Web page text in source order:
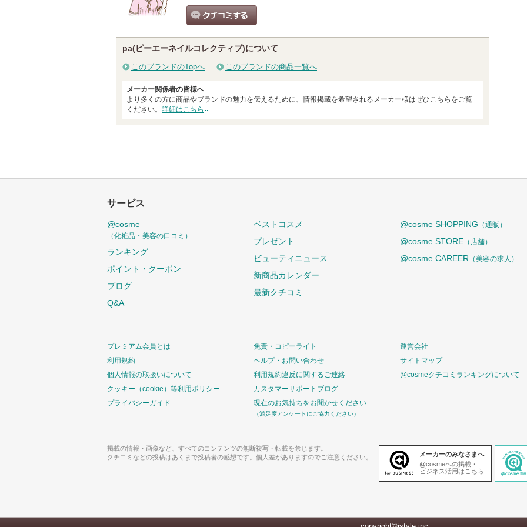
pa(ピーエーネイルコレクティブ)について
このブランドのTopへ このブランドの商品一覧へ
メーカー関係者の皆様へ
より多くの方に商品やブランドの魅力を伝えるために、情報掲載を希望されるメーカー様はぜひこちらをご覧
ください。 詳細はこちら
サービス
@cosme
（化粧品・美容の口コミ）
ランキング
ポイント・クーポン
ブログ
Q&A
ベストコスメ
プレゼント
ビューティニュース
新商品カレンダー
最新クチコミ
@cosme SHOPPING （通販）
@cosme STORE （店舗）
@cosme CAREER （美容の求人）
プレミアム会員とは
利用規約
個人情報の取扱いについて
クッキー（cookie）等利用ポリシー
プライバシーガイド
免責・コピーライト
ヘルプ・お問い合わせ
利用規約違反に関するご連絡
カスタマーサポートブログ
現在のお気持ちをお聞かせください
（満足度アンケートにご協力ください）
運営会社
サイトマップ
@cosmeクチコミランキングについて
掲載の情報・画像など、すべてのコンテンツの無断複写・転載を禁じます。
クチコミなどの投稿はあくまで投稿者の感想です。個人差がありますのでご注意ください。
メーカーのみなさまへ
@cosmeへの掲載・
ビジネス活用はこちら